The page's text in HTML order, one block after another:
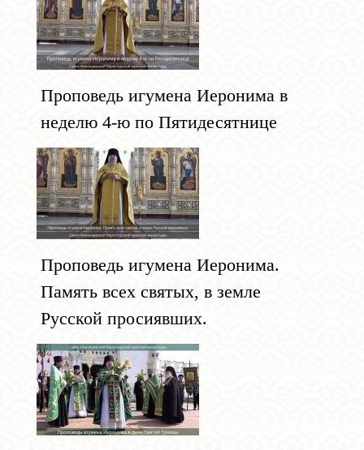
Проповедь игумена Иеронима в
неделю 4-ю по Пятидесятнице
Проповедь игумена Иеронима.
Память всех святых, в земле
Русской просиявших.